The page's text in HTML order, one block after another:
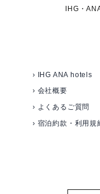
IHG・
› IHG ANA hotels
› 会社概要
› よくあるご質問
› 宿泊約款・利用規